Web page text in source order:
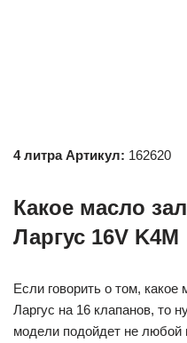
4 литра Артикул: 162620
Какое масло
Ларгус 16V K4M
Если говорить о том,
Ларгус на 16 клапанов, то
модели подойдет не любой